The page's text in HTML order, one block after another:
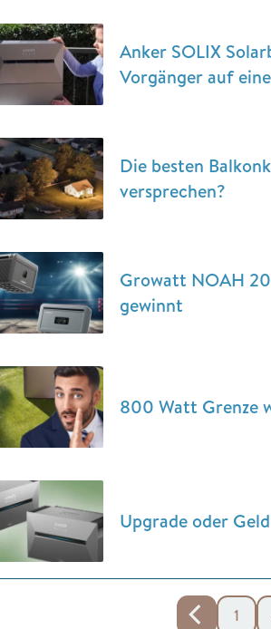
Anker SOLIX
Vorgänger auf
Die besten
versprechen?
Growatt NOAH
gewinnt
800 Watt Grenze
Upgrade oder
1